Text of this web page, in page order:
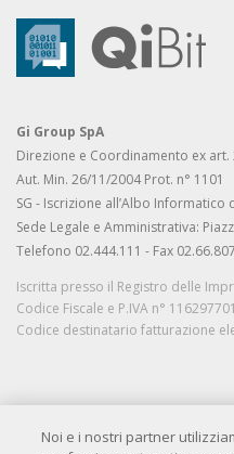
Gi Group SpA
Direzione e Coordinamento ex art.
Aut. Min. 26/11/2004 Prot. n° 1101
SG - Iscrizione all’Albo Informatico
Sede Legale e Amministrativa:
Telefono 02.444.111 - Fax
Iscritta presso il Registro delle
Codice Fiscale e P.IVA n°
Codice destinatario fatturazione
Noi e i nostri partner